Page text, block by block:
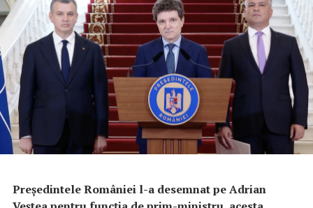
Președintele României l-a desemnat pe Adrian